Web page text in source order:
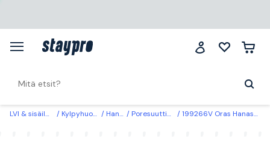
LVI & sisäilma Kylpyhuone Hanat Poresuuttimet 199266V Oras Hanasuutin